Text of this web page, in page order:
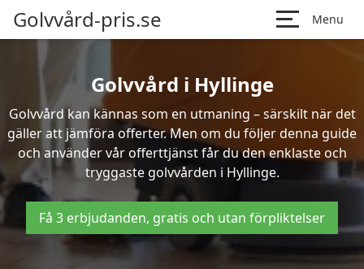
Golvvård-pris.se Menu
Golvvård i Hyllinge
Golvvård kan kännas som en utmaning – särskilt när det
gäller att jämföra offerter. Men om du följer denna guide
och använder vår offerttjänst får du den enklaste och
tryggaste golvvården i Hyllinge.
Få 3 erbjudanden, gratis och utan förpliktelser